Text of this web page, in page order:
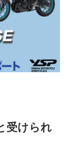
受けられ